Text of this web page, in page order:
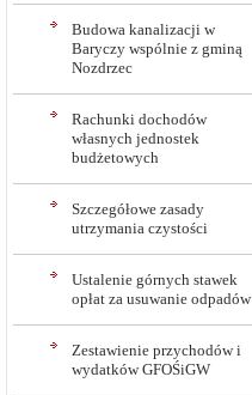
Budowa kanalizacji w
Baryczy wspólnie z gminą
Nozdrzec
Rachunki dochodów
własnych jednostek
budżetowych
Szczegółowe zasady
utrzymania czystości
Ustalenie górnych stawek
opłat za usuwanie odpadów
Zestawienie przychodów i
wydatków GFOŚiGW